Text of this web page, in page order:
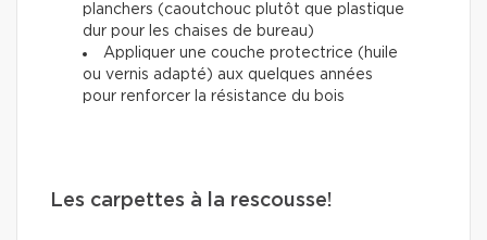
planchers (caoutchouc plutôt que plastique
dur pour les chaises de bureau)
Appliquer une couche protectrice (huile
ou vernis adapté) aux quelques années
pour renforcer la résistance du bois
Les carpettes à la rescousse!